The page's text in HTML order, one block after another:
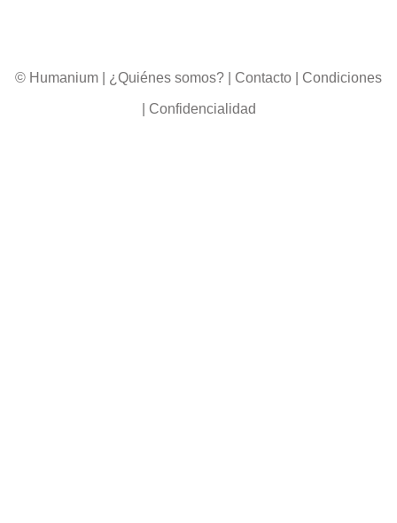
© Humanium ¿Quiénes somos? Contacto Condiciones
Confidencialidad